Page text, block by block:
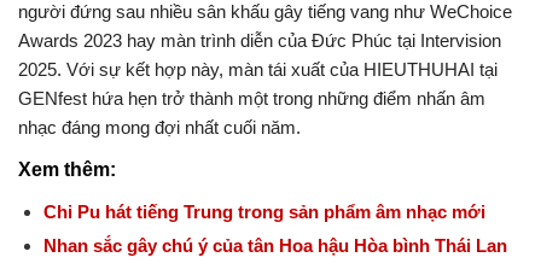
người đứng sau nhiều sân khấu gây tiếng vang như WeChoice
Awards 2023 hay màn trình diễn của Đức Phúc tại Intervision
2025. Với sự kết hợp này, màn tái xuất của HIEUTHUHAI tại
GENfest hứa hẹn trở thành một trong những điểm nhấn âm
nhạc đáng mong đợi nhất cuối năm.
Xem thêm:
Chi Pu hát tiếng Trung trong sản phẩm âm nhạc mới
Nhan sắc gây chú ý của tân Hoa hậu Hòa bình Thái Lan